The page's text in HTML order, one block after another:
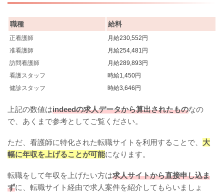
職種 給料
正看護師
月給230,552円
准看護師
月給254,481円
訪問看護師
月給289,893円
看護スタッフ
時給1,450円
健診スタッフ
時給3,646円
上記の数値はindeedの求人データから算出されたものなの
で、あくまで参考としてご覧ください。
ただ、看護師に特化された転職サイトを利用することで、 大
幅に年収を上げることが可能になります。
転職をして年収を上げたい方は求人サイトから直接申し込ま
ずに、転職サイト経由で求人案件を紹介してもらいましょ